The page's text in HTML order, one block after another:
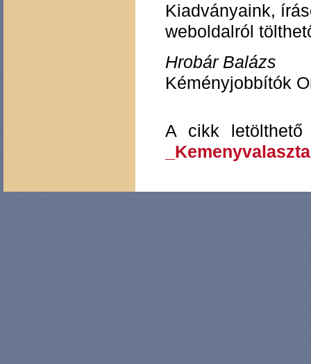
Kiadványaink,
weboldalról
Hrobár Balázs
Kéményjobbítók
A cikk